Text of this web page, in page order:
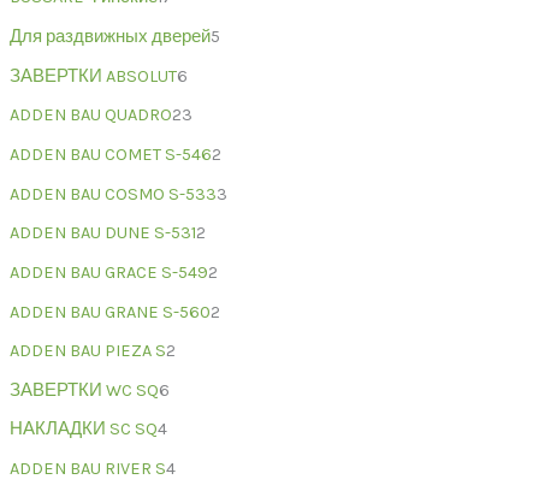
Для раздвижных дверей5
ЗАВЕРТКИ ABSOLUT6
ADDEN BAU QUADRO23
ADDEN BAU COMET S-5462
ADDEN BAU COSMO S-5333
ADDEN BAU DUNE S-5312
ADDEN BAU GRACE S-5492
ADDEN BAU GRANE S-5602
ADDEN BAU PIEZA S2
ЗАВЕРТКИ WC SQ6
НАКЛАДКИ SC SQ4
ADDEN BAU RIVER S4